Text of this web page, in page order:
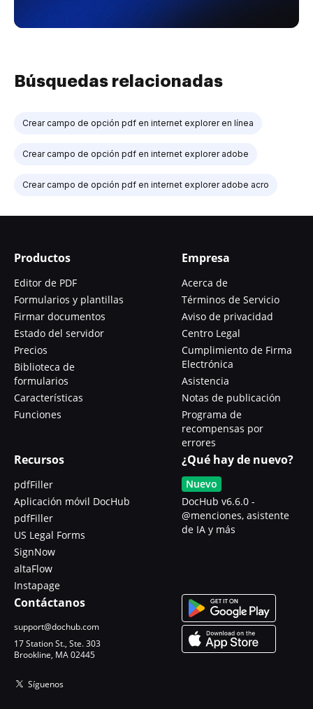
Búsquedas relacionadas
Crear campo de opción pdf en internet explorer en línea
Crear campo de opción pdf en internet explorer adobe
Crear campo de opción pdf en internet explorer adobe acro
Productos
Editor de PDF
Formularios y plantillas
Firmar documentos
Estado del servidor
Precios
Biblioteca de
formularios
Características
Funciones
Empresa
Acerca de
Términos de Servicio
Aviso de privacidad
Centro Legal
Cumplimiento de Firma
Electrónica
Asistencia
Notas de publicación
Programa de
recompensas por
errores
Recursos
pdfFiller
Aplicación móvil DocHub
pdfFiller
US Legal Forms
SignNow
altaFlow
Instapage
¿Qué hay de nuevo?
Nuevo
DocHub v6.6.0 -
@menciones, asistente
de IA y más
Contáctanos
support@dochub.com
17 Station St., Ste. 303
Brookline, MA 02445
Síguenos